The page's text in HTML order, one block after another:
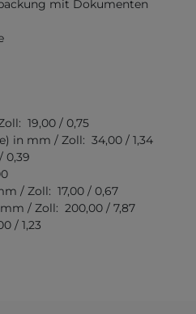
mit Dokumenten
19,00 / 0,75
in mm / Zoll: 34,00 / 1,34
0,39
/ Zoll: 17,00 / 0,67
/ Zoll: 200,00 / 7,87
/ 1,23